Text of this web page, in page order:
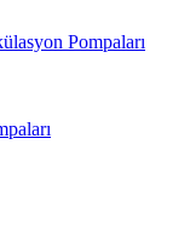
Pompaları